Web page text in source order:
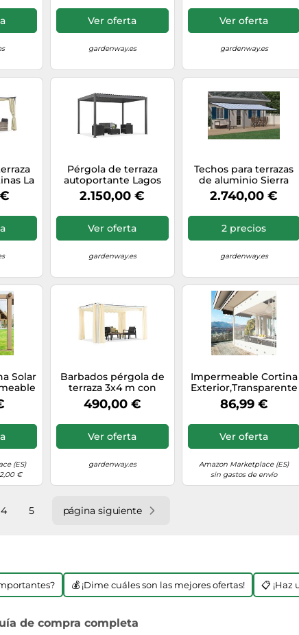
Ver oferta
gardenway.es
Ver oferta
gardenway.es
La
Pérgola de terraza
autoportante Lagos
Premium 3x4 Garden
Point antracita y
2.150,00 €
Ver oferta
gardenway.es
Techos para terrazas
de aluminio Sierra
Palram - Canopia 3 x
9,15 m gris
2.740,00 €
2 precios
gardenway.es
Solar
x
(ES)
€
Barbados pérgola de
terraza 3x4 m con
cortinas Garden Point
blanco y beige
490,00 €
Ver oferta
gardenway.es
Impermeable Cortina
Exterior,Transparente
Lona con Ojales, Lona
Gruesa de 0,5
Partición,para Terraza
Pérgola Porche
x Ancho)
2,4x2,4m/7.87x7.87ft
86,99 €
Ver oferta
Amazon Marketplace (ES)
sin gastos de envío
4 5 página siguiente
💰 ¡Dime cuáles son las mejores ofertas! 📋 ¡Haz
de compra completa